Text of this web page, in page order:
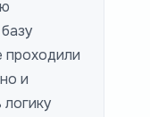
проходили
и